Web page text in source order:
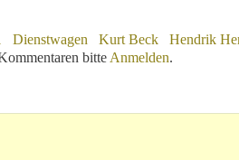
Dienstwagen Kurt Beck
Hendrik
war bitte Anmelden.